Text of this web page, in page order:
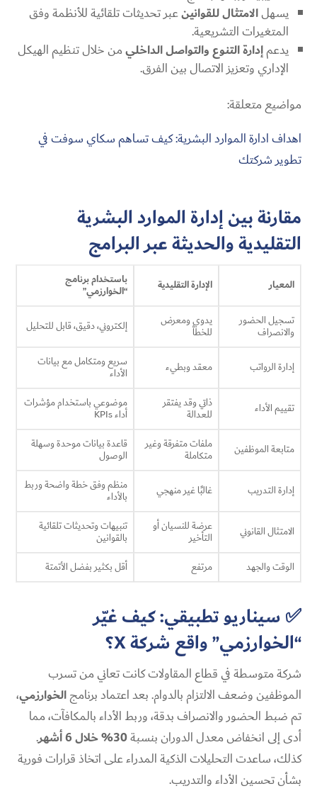
يسهلالامتثال للقوانينعبر تحديثات تلقائية للأنظمة وفق
المتغيرات التشريعية.
يدعمإدارة التنوع والتواصل الداخليمن خلال تنظيم الهيكل
الإداري وتعزيز الاتصال بين الفرق.
مواضيع متعلقة:
اهداف ادارة الموارد البشرية​: كيف تساهم سكاي سوفت في
تطوير شركتك
مقارنة بين إدارة الموارد البشرية
التقليدية والحديثة عبر البرامج
المعيار الإدارة التقليدية باستخدام برنامج
“الخوارزمي”
تسجيل الحضور
والانصراف
يدوي ومعرض
للخطأ إلكتروني، دقيق، قابل للتحليل
إدارة الرواتب معقد وبطيء سريع ومتكامل مع بيانات
الأداء
تقييم الأداء ذاتي وقد يفتقر
للعدالة
موضوعي باستخدام مؤشرات
أداء KPIs
متابعة الموظفين ملفات متفرقة وغير
متكاملة
قاعدة بيانات موحدة وسهلة
الوصول
إدارة التدريب غالبًا غير منهجي منظم وفق خطة واضحة وربط
بالأداء
الامتثال القانوني عرضة للنسيان أو
التأخير
تنبيهات وتحديثات تلقائية
بالقوانين
الوقت والجهد
مرتفع أقل بكثير بفضل الأتمتة
✅ سيناريو تطبيقي: كيف غيّر
“الخوارزمي” واقع شركة X؟
شركة متوسطة في قطاع المقاولات كانت تعاني من تسرب
الموظفين وضعف الالتزام بالدوام. بعد اعتماد برنامجالخوارزمي،
تم ضبط الحضور والانصراف بدقة، وربط الأداء بالمكافآت، مما
أدى إلى انخفاض معدل الدوران بنسبة30% خلال 6 أشهر
.
كذلك، ساعدت التحليلات الذكية المدراء على اتخاذ قرارات فورية
بشأن تحسين الأداء والتدريب.